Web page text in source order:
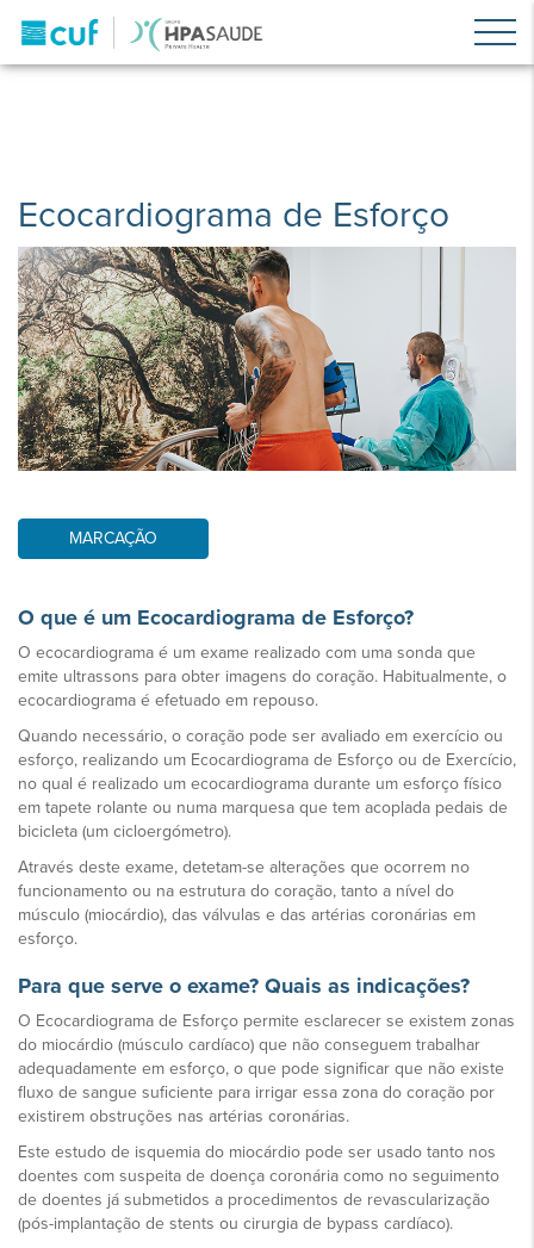
Ecocardiograma de Esforço
MARCAÇÃO
O que é um Ecocardiograma de Esforço?
O ecocardiograma é um exame realizado com uma sonda que
emite ultrassons para obter imagens do coração. Habitualmente, o
ecocardiograma é efetuado em repouso.
Quando necessário, o coração pode ser avaliado em exercício ou
esforço, realizando um Ecocardiograma de Esforço ou de Exercício,
no qual é realizado um ecocardiograma durante um esforço físico
em tapete rolante ou numa marquesa que tem acoplada pedais de
bicicleta (um cicloergómetro).
Através deste exame, detetam-se alterações que ocorrem no
funcionamento ou na estrutura do coração, tanto a nível do
músculo (miocárdio), das válvulas e das artérias coronárias em
esforço.
Para que serve o exame? Quais as indicações?
O Ecocardiograma de Esforço permite esclarecer se existem zonas
do miocárdio (músculo cardíaco) que não conseguem trabalhar
adequadamente em esforço, o que pode significar que não existe
fluxo de sangue suficiente para irrigar essa zona do coração por
existirem obstruções nas artérias coronárias.
Este estudo de isquemia do miocárdio pode ser usado tanto nos
doentes com suspeita de doença coronária como no seguimento
de doentes já submetidos a procedimentos de revascularização
(pós-implantação de stents ou cirurgia de bypass cardíaco).